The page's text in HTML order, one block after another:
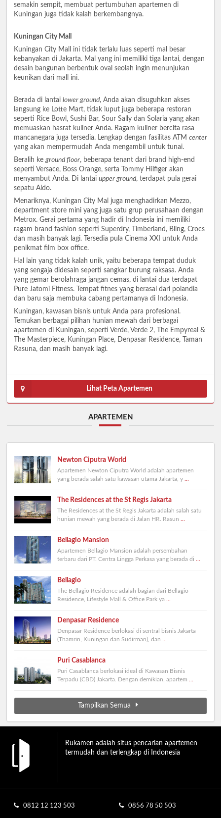
semakin sempit, membuat pertumbuhan apartemen di
Kuningan juga tidak kalah berkembangnya.
Kuningan City Mall
Kuningan City Mall ini tidak terlalu luas seperti mal besar
kebanyakan di Jakarta. Mal yang ini memiliki tiga lantai, dengan
desain bangunan berbentuk oval seolah ingin menunjukan
keunikan dari mall ini.
Berada di lantai lower ground, Anda akan disuguhkan akses
langsung ke Lotte Mart, tidak luput juga beberapa restoran
seperti Rice Bowl, Sushi Bar, Sour Sally dan Solaria yang akan
memuaskan hasrat kuliner Anda. Ragam kuliner bercita rasa
mancanegara juga tersedia. Lengkap dengan fasilitas ATM center
yang akan mempermudah Anda mengambil untuk tunai.
Beralih keground floor, beberapa tenant dari brand high-end
seperti Versace, Boss Orange, serta Tommy Hilfiger akan
menyambut Anda. Di lantai upper ground, terdapat pula gerai
sepatu Aldo.
Menariknya, Kuningan City Mal juga menghadirkan Mezzo,
department store mini yang juga satu grup perusahaan dengan
Metrox. Gerai pertama yang hadir di Indonesia ini memiliki
ragam brand fashion seperti Superdry, Timberland, Bling, Crocs
dan masih banyak lagi. Tersedia pula Cinema XXI untuk Anda
penikmat film box office.
Hal lain yang tidak kalah unik, yaitu beberapa tempat duduk
yang sengaja didesain seperti sangkar burung raksasa. Anda
yang gemar berolahraga jangan cemas, di lantai dua terdapat
Pure Jatomi Fitness. Tempat fitnes yang berasal dari polandia
dan baru saja membuka cabang pertamanya di Indonesia.
Kuningan, kawasan bisnis untuk Anda para profesional.
Temukan berbagai pilihan hunian mewah dari berbagai
apartemen di Kuningan, seperti Verde, Verde 2, The Empyreal &
The Masterpiece, Kuningan Place, Denpasar Residence, Taman
Rasuna, dan masih banyak lagi.
Lihat Peta Apartemen
APARTEMEN
Newton Ciputra World
Apartemen Newton Ciputra World adalah apartemen
yang berada salah satu kawasan utama Jakarta, y
The Residences at the St Regis Jakarta
The Residences at the St Regis Jakarta adalah salah satu
hunian mewah yang berada di Jalan HR. Rasun
Bellagio Mansion
Apartemen Bellagio Mansion adalah persembahan
terbaru dari PT. Centra Lingga Perkasa yang berada di
Bellagio
The Bellagio Residence adalah bagian dari Bellagio
Residence, Lifestyle Mall & Office Park ya
Denpasar Residence
Denpasar Residence berlokasi di sentral bisnis Jakarta
(Thamrin, Kuningan dan Sudirman), dan
Puri Casablanca
Puri Casablanca berlokasi ideal di Kawasan Bisnis
Terpadu (CBD) Jakarta. Dengan demikian, apartem
Tampilkan Semua
Rukamen adalah situs pencarian apartemen
termudah dan terlengkap di Indonesia
0812 12 123 503 0856 78 50 503